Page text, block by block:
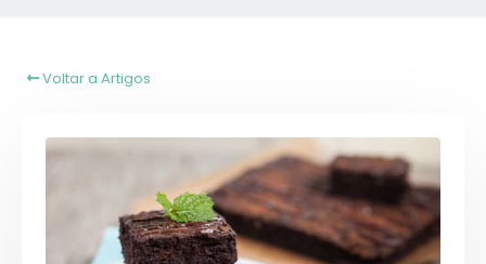
Voltar a Artigos